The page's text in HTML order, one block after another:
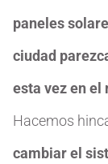
paneles
ciudad
esta vez en el
Hacemos
cambiar el